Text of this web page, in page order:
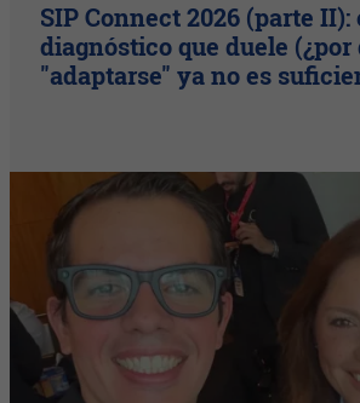
SIP Connect 2026 (parte II):
diagnóstico que duele (¿por
"adaptarse" ya no es